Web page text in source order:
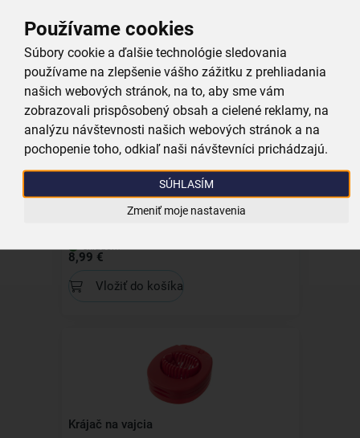
Používame cookies
Súbory cookie a ďalšie technológie sledovania
používame na zlepšenie vášho zážitku z prehliadania
našich webových stránok, na to, aby sme vám
zobrazovali prispôsobený obsah a cielené reklamy, na
analýzu návštevnosti našich webových stránok a na
pochopenie toho, odkiaľ naši návštevníci prichádzajú.
SÚHLASÍM
Zmeniť moje nastavenia
skladom
7,59 €
Vložiť do košíka
Kolekcia
Krájač na vajcia LUXY
skladom
8,99 €
Vložiť do košíka
Krájač na vajcia